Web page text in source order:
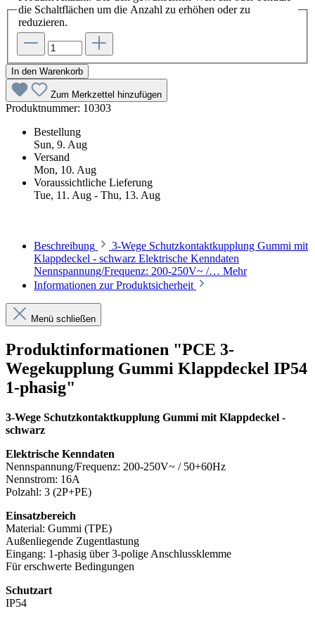
die Schaltflächen um die Anzahl zu erhöhen oder zu
reduzieren.
In den Warenkorb
Zum Merkzettel hinzufügen
Produktnummer: 10303
Bestellung
Sun, 9. Aug
Versand
Mon, 10. Aug
Voraussichtliche Lieferung
Tue, 11. Aug - Thu, 13. Aug
Beschreibung
3-Wege Schutzkontaktkupplung Gummi mit
Klappdeckel - schwarz Elektrische Kenndaten
Nennspannung/Frequenz: 200-250V~ /… Mehr
Informationen zur Produktsicherheit
Menü schließen
Produktinformationen "PCE 3-
Wegekupplung Gummi Klappdeckel IP54
1-phasig"
3-Wege Schutzkontaktkupplung Gummi mit Klappdeckel -
schwarz
Elektrische Kenndaten
Nennspannung/Frequenz: 200-250V~ / 50+60Hz
Nennstrom: 16A
Polzahl: 3 (2P+PE)
Einsatzbereich
Material: Gummi (TPE)
Außenliegende Zugentlastung
Eingang: 1-phasig über 3-polige Anschlussklemme
Für erschwerte Bedingungen
Schutzart
IP54